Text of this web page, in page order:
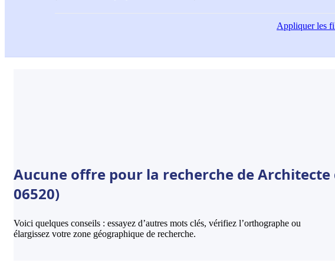
Appliquerles
Aucune offre pour la recherche de Architecte
06520)
Voici quelques conseils : essayez d’autres mots clés, vérifiez l’orthographe ou
élargissez votre zone géographique de recherche.